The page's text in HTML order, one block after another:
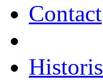
Contact